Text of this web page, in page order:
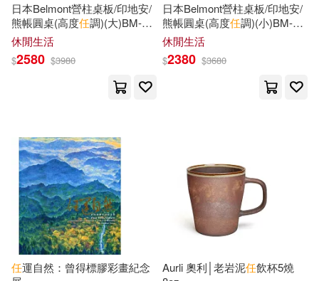
上田敦夫(32) 暁佳奈(32)
真島浩(32) みかみてれん(31)
中國人民銀行調查統計司(31)
國務院法制辦公室(31)
施富然(31)
中公教育全國銀行招聘考試研究院
岡本倫(30)
聯經出版公司(253)
南京大學出版社(250)
東北財經大學出版社(249)
千華數位文化(247)
湖北美術出版社(245)
日本Belmont營柱桌板/印地安/
熊帳圓桌(高度任調)(大)BM-
356
休閒生活
$2580 $3980
日本Belmont營柱桌板/印地安/
熊帳圓桌(高度任調)(小)BM-
357
休閒生活
$2380 $3680
任運自然：曾得標膠彩畫紀念
Aurli 奧利│老岩泥任飲杯5燒